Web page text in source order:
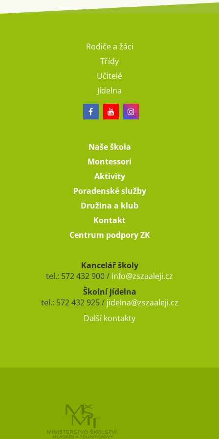
Rodiče a žáci
Třídy
Učitelé
Jídelna
Naše škola
Montessori
Aktivity
Poradenské služby
Družina a klub
Kontakt
Centrum podpory ZK
Kancelář školy
tel.: 572 432 900 / info@zszaaleji.cz
Školní jídelna
tel.: 572 432 925 / jidelna@zszaaleji.cz
Další kontakty